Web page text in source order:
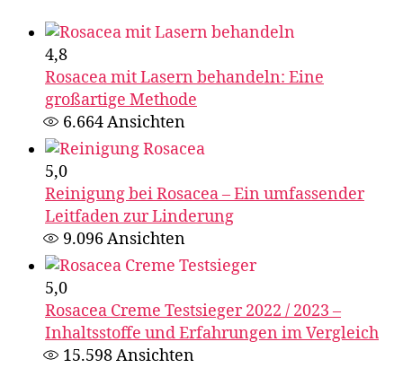
4,8
Rosacea mit Lasern behandeln: Eine
großartige Methode
6.664Ansichten
5,0
Reinigung bei Rosacea – Ein umfassender
Leitfaden zur Linderung
9.096Ansichten
5,0
Rosacea Creme Testsieger 2022 / 2023 –
Inhaltsstoffe und Erfahrungen im Vergleich
15.598Ansichten